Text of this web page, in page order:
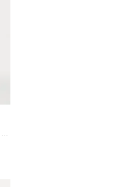
Calça Jeans Básica Masculina Slim Com El...